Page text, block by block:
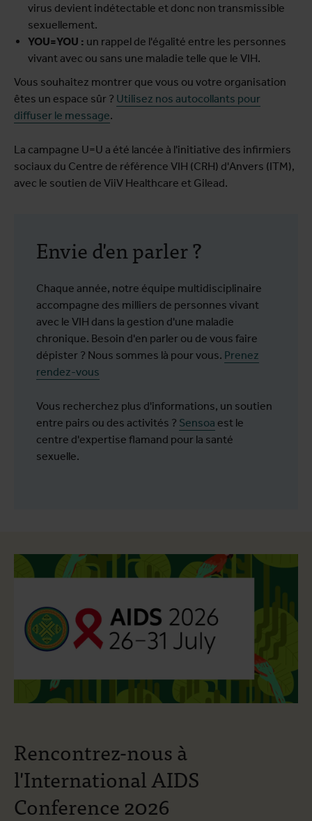
virus devient indétectable et donc non transmissible
sexuellement.
YOU=YOU : un rappel de l'égalité entre les personnes
vivant avec ou sans une maladie telle que le VIH.
Vous souhaitez montrer que vous ou votre organisation
êtes un espace sûr ? Utilisez nos autocollants pour
diffuser le message.
La campagne U=U a été lancée à l'initiative des infirmiers
sociaux du Centre de référence VIH (CRH) d'Anvers (ITM),
avec le soutien de ViiV Healthcare et Gilead.
Envie d'en parler ?
Chaque année, notre équipe multidisciplinaire
accompagne des milliers de personnes vivant
avec le VIH dans la gestion d'une maladie
chronique. Besoin d'en parler ou de vous faire
dépister ? Nous sommes là pour vous. Prenez
rendez-vous
Vous recherchez plus d'informations, un soutien
entre pairs ou des activités ? Sensoa est le
centre d'expertise flamand pour la santé
sexuelle.
Rencontrez-nous à
l'International AIDS
Conference 2026